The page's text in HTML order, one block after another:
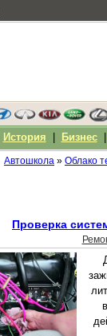
Автошкола » Облако
Проверка
История Бизнес